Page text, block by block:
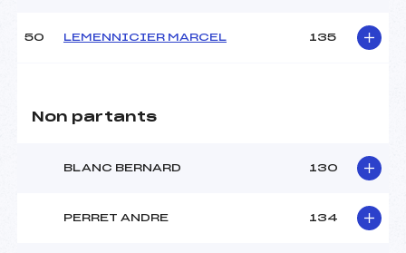
50 LEMENNICIER MARCEL 135
Non partants
BLANC BERNARD 130
PERRET ANDRE 134